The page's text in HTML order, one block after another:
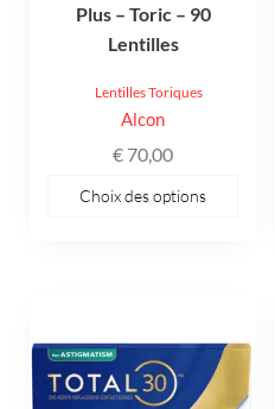
Plus – Toric – 90
Lentilles
Lentilles Toriques
Alcon
€ 70,00
Choix des options
a
plusieurs